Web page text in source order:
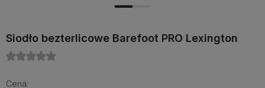
Siodło bezterlicowe Barefoot PRO Lexington
Cena: